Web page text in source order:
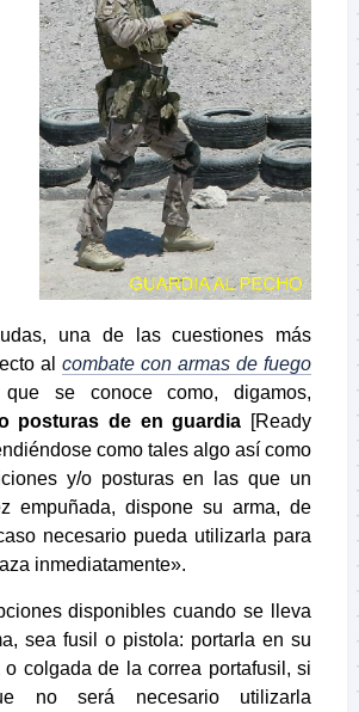
una de las cuestiones más
al combate con armas de fuego
se conoce como, digamos,
posturas de en guardia [Ready
como tales algo así como
y/o posturas en las que un
empuñada, dispone su arma, de
necesario pueda utilizarla para
inmediatamente».
disponibles cuando se lleva
sea fusil o pistola: portarla en su
o colgada de la correa portafusil, si
no será necesario utilizarla